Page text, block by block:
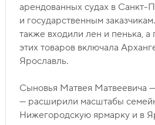
арендованных судах в Санкт-
и государственным
также входили лен и пенька,
этих товаров включала
Ярославль.
Сыновья Матвея Матвеевича
— расширили масштабы
Нижегородскую ярмарку и в